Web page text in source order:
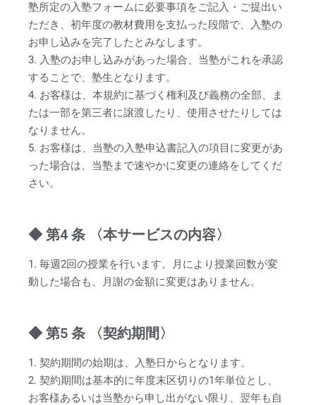
塾所定の入塾フォームに必要事項をご記入・ご提出い
ただき、初年度の教材費用を支払った段階で、入塾の
お申し込みを完了したとみなします。
3. 入塾のお申し込みがあった場合、当塾がこれを承認
することで、塾生となります。
4. お客様は、本規約に基づく権利及び義務の全部、ま
たは一部を第三者に譲渡したり、使用させたりしては
なりません。
5. お客様は、当塾の入塾申込書記入の項目に変更があ
った場合は、当塾まで速やかに変更の連絡をしてくだ
さい。
◆ 第4 条 〈本サービスの内容〉
1. 毎週2回の授業を行います。月により授業回数が変
動した場合も、月謝の金額に変更はありません。
◆ 第5 条 〈契約期間〉
1. 契約期間の始期は、入塾日からとなります。
2. 契約期間は基本的に年度末区切りの1年単位とし、
お客様あるいは当塾から申し出がない限り、翌年も自